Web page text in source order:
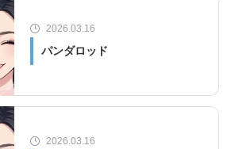
2026.03.16
パンダロッド
2026.03.16